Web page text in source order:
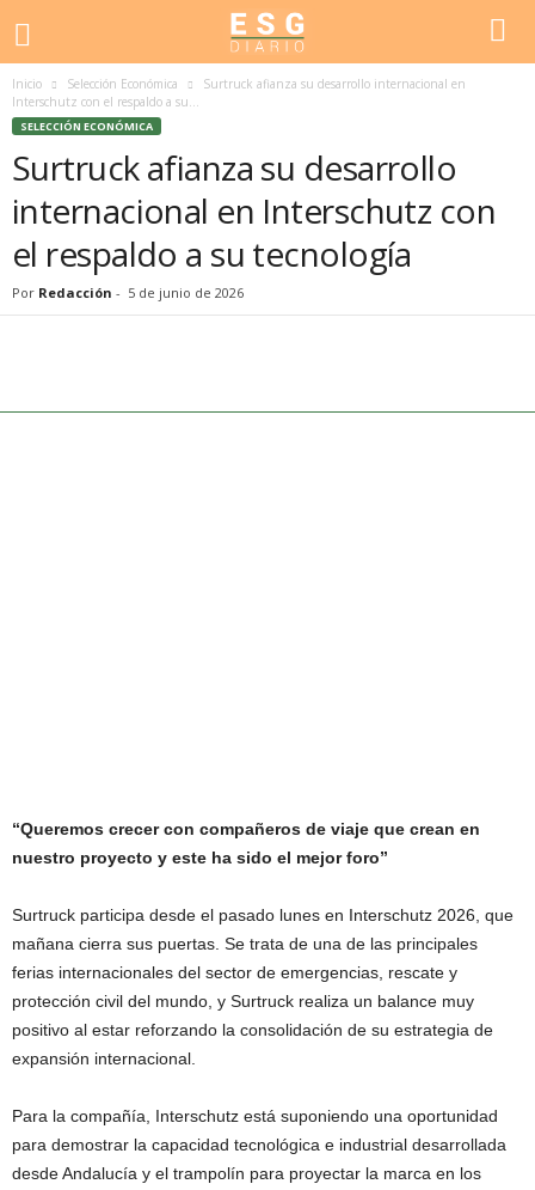
Inicio Selección Económica
Surtruck afianza su desarrollo internacional en
Interschutz con el respaldo a su...
SELECCIÓN ECONÓMICA
Surtruck afianza su desarrollo
internacional en Interschutz con
el respaldo a su tecnología
Por Redacción - 5 de junio de 2026
“Queremos crecer con compañeros de viaje que crean en
nuestro proyecto y este ha sido el mejor foro”
Surtruck participa desde el pasado lunes en Interschutz 2026, que
mañana cierra sus puertas. Se trata de una de las principales
ferias internacionales del sector de emergencias, rescate y
protección civil del mundo, y Surtruck realiza un balance muy
positivo al estar reforzando la consolidación de su estrategia de
expansión internacional.
Para la compañía, Interschutz está suponiendo una oportunidad
para demostrar la capacidad tecnológica e industrial desarrollada
desde Andalucía y el trampolín para proyectar la marca en los